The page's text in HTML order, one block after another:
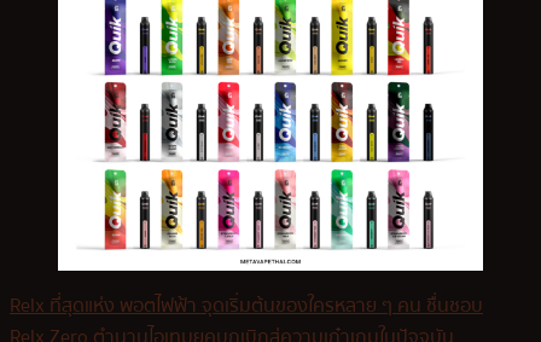
Relx ที่สุดแห่ง พอตไฟฟ้า จุดเริ่มต้นของใครหลาย ๆ คน ชื่นชอบ